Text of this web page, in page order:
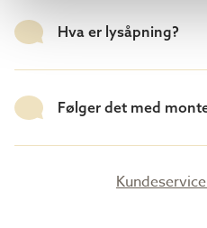
Hva er lysåpning?
Følger det med